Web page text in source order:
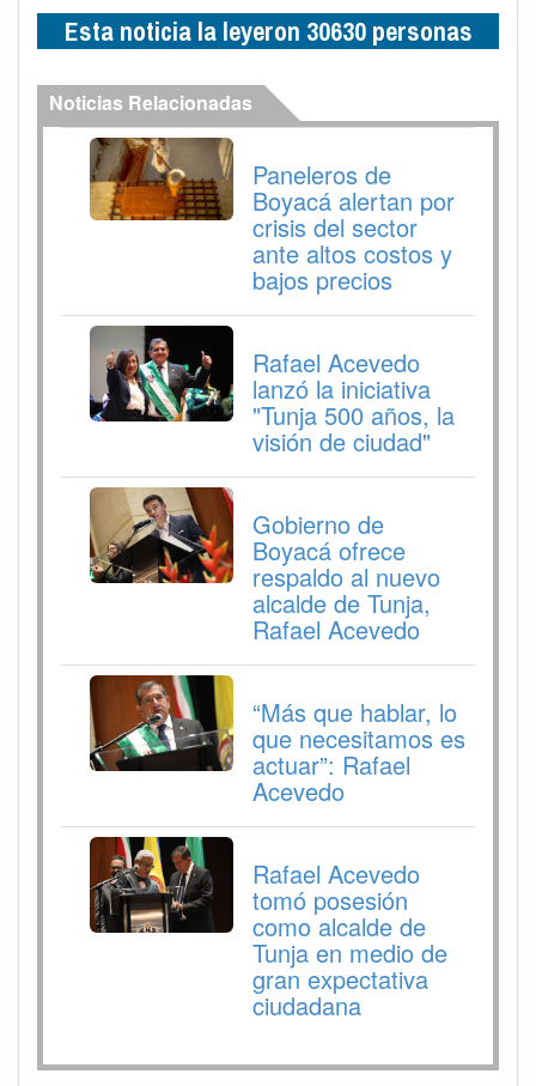
Esta noticia la leyeron 30630 personas
Noticias Relacionadas
Paneleros de
Boyacá alertan por
crisis del sector
ante altos costos y
bajos precios
Rafael Acevedo
lanzó la iniciativa
"Tunja 500 años, la
visión de ciudad"
Gobierno de
Boyacá ofrece
respaldo al nuevo
alcalde de Tunja,
Rafael Acevedo
“Más que hablar, lo
que necesitamos es
actuar”: Rafael
Acevedo
Rafael Acevedo
tomó posesión
como alcalde de
Tunja en medio de
gran expectativa
ciudadana